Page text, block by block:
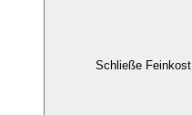
Schließe Feinkost